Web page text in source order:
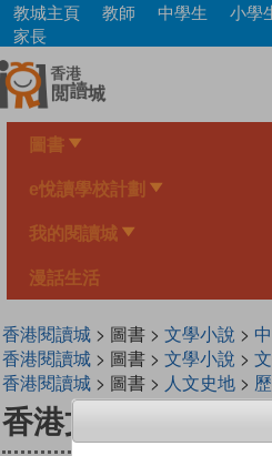
Skip
main
content
教城主頁 教師 中學生
小學
家長
圖書
e悅讀學校計劃
我的閱讀城
漫話生活
香港閱讀城> 圖書 > 文學小說 >
香港閱讀城> 圖書 > 文學小說 >
香港閱讀城> 圖書 > 人文史地>
香港文學書目續編